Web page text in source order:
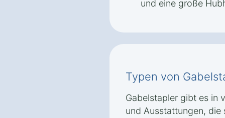
und eine große
Typen von
Gabelstapler gibt es in
und Ausstattungen,